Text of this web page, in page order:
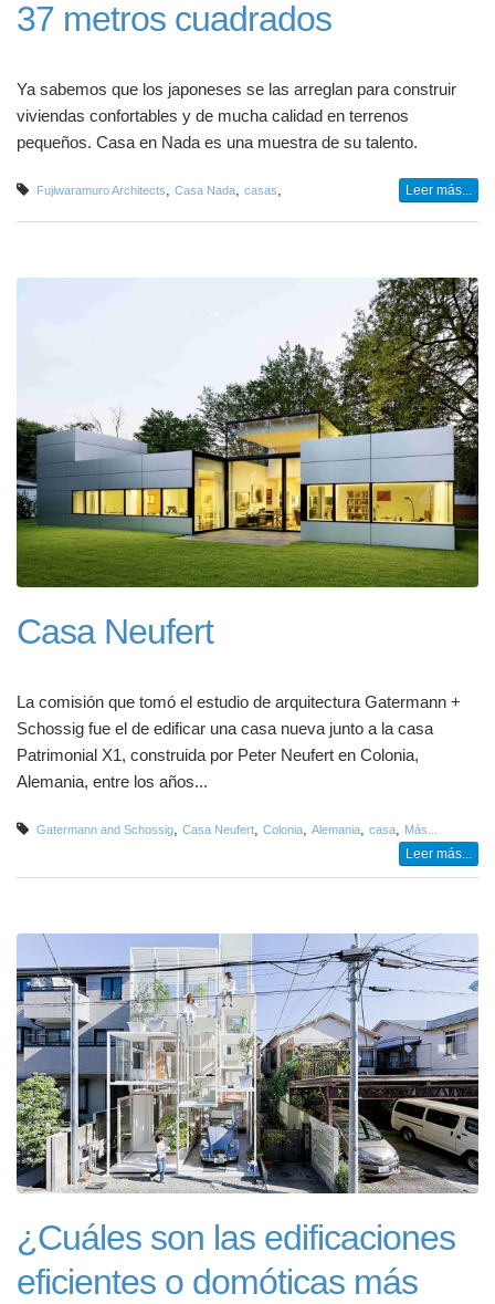
37 metros cuadrados
Ya sabemos que los japoneses se las arreglan para construir
viviendas confortables y de mucha calidad en terrenos
pequeños. Casa en Nada es una muestra de su talento.
Fujiwaramuro Architects, Casa Nada, casas, Leer más...
Casa Neufert
La comisión que tomó el estudio de arquitectura Gatermann +
Schossig fue el de edificar una casa nueva junto a la casa
Patrimonial X1, construida por Peter Neufert en Colonia,
Alemania, entre los años...
Gatermann and Schossig Casa Neufert Colonia Alemania casa Más...
Leer más...
¿Cuáles son las edificaciones
eficientes o domóticas más